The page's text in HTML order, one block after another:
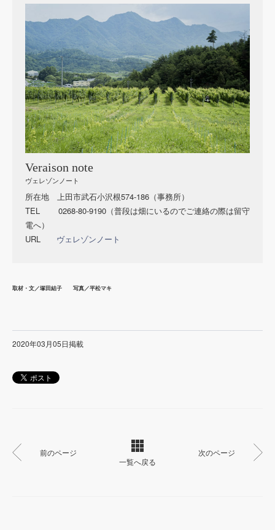
Veraison note
ヴェレゾンノート
所在地 上田市武石小沢根574-186（事務所）
TEL 0268-80-9190（普段は畑にいるのでご連絡の際は留守
電へ）
URL ヴェレゾンノート
取材・文／塚田結子 写真／平松マキ
2020年03月05日掲載
前のページ
一覧へ戻る
次のページ